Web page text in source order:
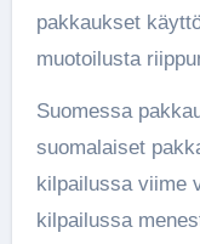
pakkaukset
muotoilusta
Suomessa
suomalaiset
kilpailussa viime
kilpailussa